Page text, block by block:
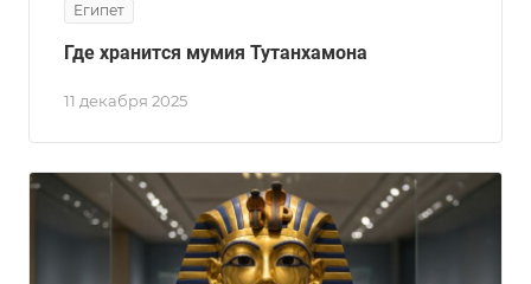
Египет
11 декабря 2025
Где хранится мумия Тутанхамона